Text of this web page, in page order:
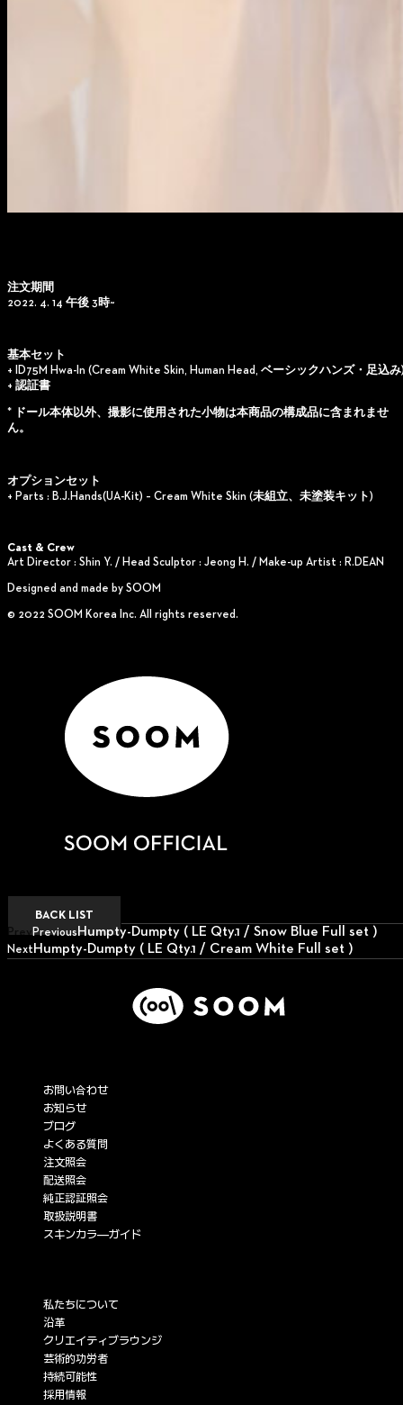
注文期間
2022. 4. 14 午後 3時~
基本セット
+ ID75M Hwa-In (Cream White Skin, Human Head, ベーシックハンズ・足込み
+ 認証書
* ドール本体以外、撮影に使用された小物は本商品の構成品に含まれませ
ん。
オプションセット
+ Parts : B.J.Hands(UA-Kit) – Cream White Skin (未組立、未塗装キット)
Cast & Crew
Art Director : Shin Y. / Head Sculptor : Jeong H. / Make-up Artist : R.DEAN
Designed and made by SOOM
© 2022 SOOM Korea Inc. All rights reserved.
BACK LIST
PrevPreviousHumpty-Dumpty ( LE Qty.1 / Snow Blue Full set )
NextHumpty-Dumpty ( LE Qty.1 / Cream White Full set )
お問い合わせ
お知らせ
ブログ
よくある質問
注文照会
配送照会
純正認証照会
取扱説明書
スキンカラ―ガイド
私たちについて
沿革
クリエイティブラウンジ
芸術的功労者
持続可能性
採用情報